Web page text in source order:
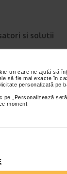
uri care ne ajută să
să fie mai exacte în
personalizată pe
„Personalizează
moment.
si solutii
accidentala de
atat in randul
masa o senzatie de